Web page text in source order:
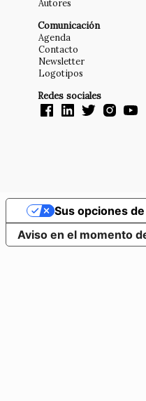
Autores
Comunicación
Agenda
Contacto
Newsletter
Logotipos
Redes sociales
Aviso en el momento
Sus opciones